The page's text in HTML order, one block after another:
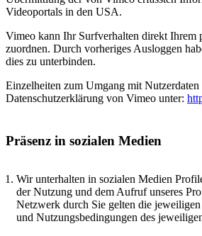
Videoportals in den USA.
Vimeo kann Ihr Surfverhalten direkt Ihrem
zuordnen. Durch vorheriges Ausloggen
dies zu unterbinden.
Einzelheiten zum Umgang mit
Datenschutzerklärung von Vimeo unter:
Präsenz in sozialen Medien
Wir unterhalten in sozialen Medien
der Nutzung und dem Aufruf unseres
Netzwerk durch Sie gelten die
und Nutzungsbedingungen des